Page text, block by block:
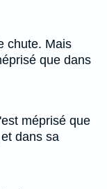
chute. Mais
que dans
méprisé que
dans sa